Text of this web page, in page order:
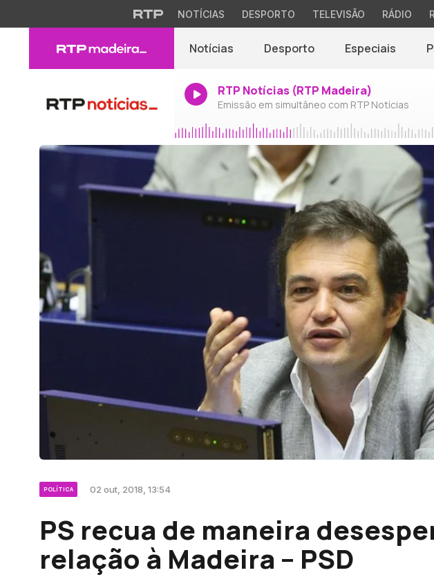
NOTÍCIAS DESPORTO TELEVISÃO RÁDIO
Notícias Desporto Especiais
RTP Notícias (RTP Madeira)
Emissão em simultâneo com RTP Notícias
POLÍTICA 02 out, 2018, 13:54
PS recua de maneira
relação à Madeira – PSD